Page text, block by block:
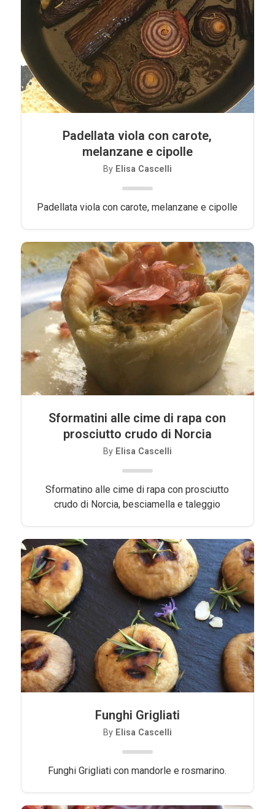
Padellata viola con carote,
melanzane e cipolle
By Elisa Cascelli
Padellata viola con carote, melanzane e cipolle
Sformatini alle cime di rapa con
prosciutto crudo di Norcia
By Elisa Cascelli
Sformatino alle cime di rapa con prosciutto
crudo di Norcia, besciamella e taleggio
Funghi Grigliati
By Elisa Cascelli
Funghi Grigliati con mandorle e rosmarino.